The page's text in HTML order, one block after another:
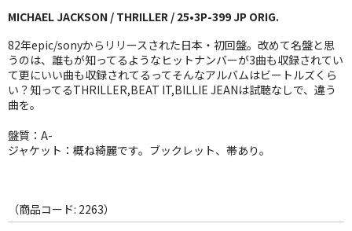
JAZZ-EU
JAZZ-JP
JAZZ-VOCAL
ROCK
WORLD
MICHAEL JACKSON / THRILLER / 25•3P-399 JP ORIG.
82年epic/sonyからリリースされた日本・初回盤。改めて名盤と思
うのは、誰もが知ってるようなヒットナンバーが3曲も収録されてい
て更にいい曲も収録されてるってそんなアルバムはビートルズくら
い？知ってるTHRILLER,BEAT IT,BILLIE JEANは試聴なしで、違う
曲を。
盤質：A-
ジャケット：概ね綺麗です。ブックレット、帯あり。
（商品コード: 2263）